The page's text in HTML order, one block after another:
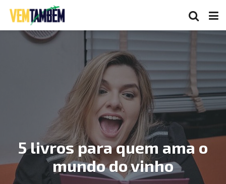
5 livros para quem ama o
mundo do vinho